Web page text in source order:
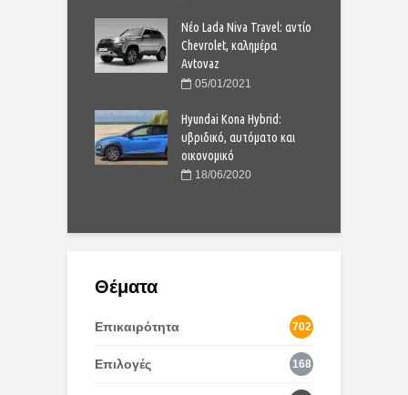
Νέο Lada Niva Travel: αντίο
Chevrolet, καλημέρα
Avtovaz
05/01/2021
Hyundai Kona Hybrid:
υβριδικό, αυτόματο και
οικονομικό
18/06/2020
Θέματα
Επικαιρότητα 702
Επιλογές 168